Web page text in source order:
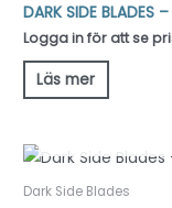
DARK SIDE BLADES
Logga in för att se
Läs mer
Dark Side Blades